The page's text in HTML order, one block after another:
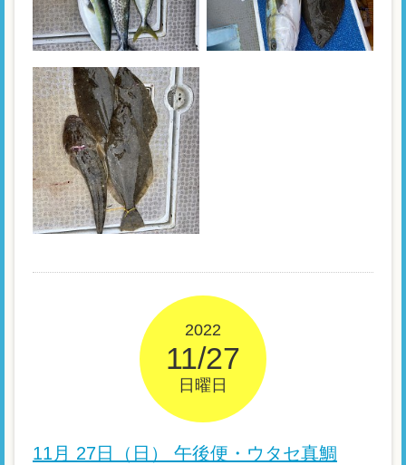
2022
11/27
日曜日
11月 27日（日） 午後便・ウタセ真鯛